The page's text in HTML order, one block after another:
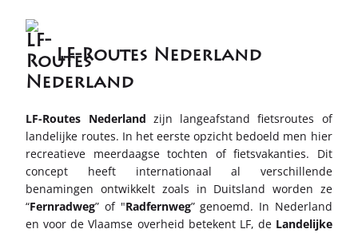
LF-Routes Nederland
LF-Routes Nederland zijn langeafstand fietsroutes of
landelijke routes. In het eerste opzicht bedoeld men hier
recreatieve meerdaagse tochten of fietsvakanties. Dit
concept heeft internationaal al verschillende
benamingen ontwikkelt zoals in Duitsland worden ze
“Fernradweg” of "Radfernweg” genoemd. In Nederland
en voor de Vlaamse overheid betekent LF, de Landelijke